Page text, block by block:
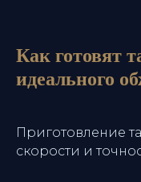
Как готовят
идеального
Приготовление
скорости и